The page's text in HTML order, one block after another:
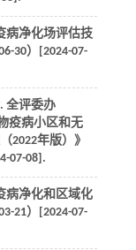
病净化场评估技
30）[2024-07-
全评委办
疫病小区和无
2022年版）》
-07-08].
病净化和区域化
21）[2024-07-